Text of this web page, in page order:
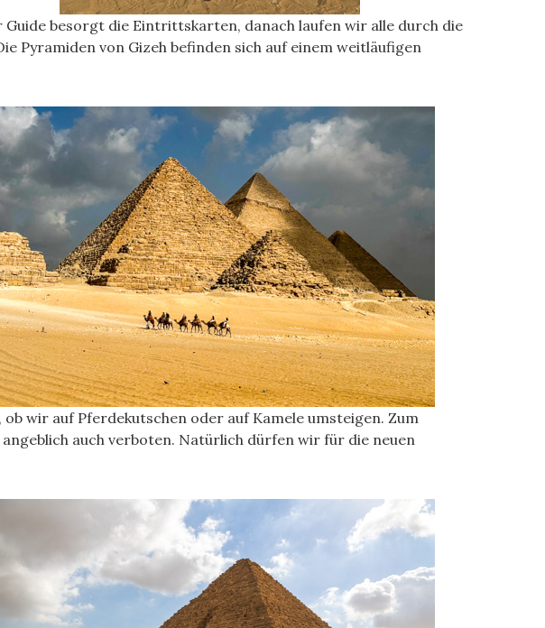
Guide besorgt die Eintrittskarten, danach laufen wir alle durch die
Pyramiden von Gizeh befinden sich auf einem weitläufigen
wir auf Pferdekutschen oder auf Kamele umsteigen. Zum
auch verboten. Natürlich dürfen wir für die neuen